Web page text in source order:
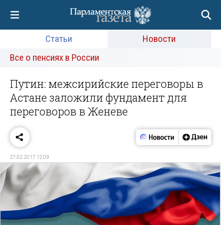
Статьи
Новости
Все о пенсиях в России
Путин: межсирийские переговоры в
Астане заложили фундамент для
переговоров в Женеве
27.02.2017 12:09